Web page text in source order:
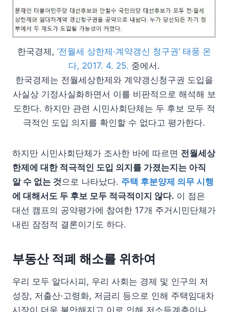
한국경제, ‘전월세 상한제·계약갱신 청구권’ 태풍 온
다, 2017. 4. 25. 중에서.
한국경제는 전월세상한제와 계약갱신청구권 도입을
사실상 기정사실화하면서 이를 비판적으로 해석해 보
도한다. 하지만 관련 시민사회단체는 두 후보 모두 적
극적인 도입 의지를 확인할 수 없다고 평가한다.
하지만 시민사회단체가 조사한 바에 따르면 전월세상
한제에 대한 적극적인 도입 의지를 가졌는지는 아직
알 수 없는 것으로 나타났다. 주택 후분양제 의무 시행
에 대해서도 두 후보 모두 적극적이지 않다. 이 점은
대선 캠프의 공약평가에 참여한 17개 주거시민단체가
내린 잠정적 결론이기도 하다.
부동산 적폐 해소를 위하여
우리 모두 알다시피, 우리 사회는 경제 및 인구의 저
성장, 저출산·고령화, 저금리 등으로 인해 주택임대차